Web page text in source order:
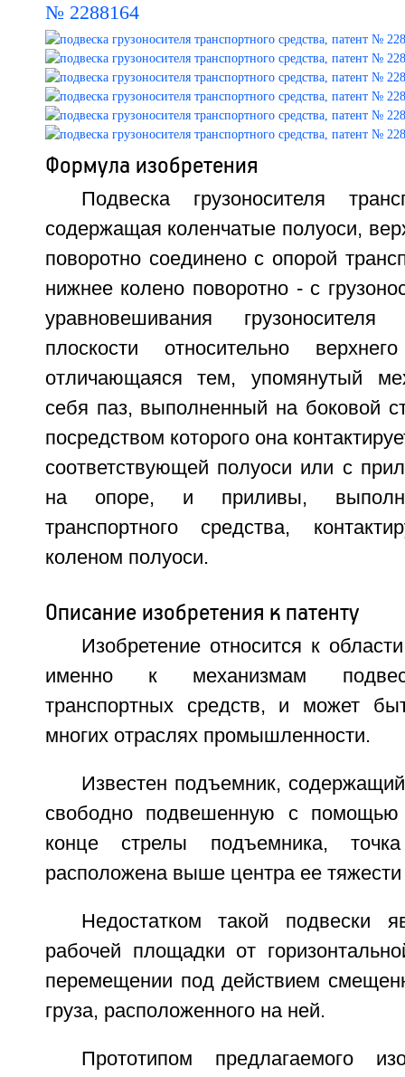
Формула изобретения
Подвеска грузоносителя
содержащая коленчатые полуоси,
поворотно соединено с опорой
нижнее колено поворотно - с
уравновешивания
плоскости относительно
отличающаяся тем, упомянутый
себя паз, выполненный на боковой
посредством которого она
соответствующей полуоси или с
на опоре, и приливы,
транспортного средства,
коленом полуоси.
Описание изобретения к патенту
Изобретение относится к
именно к механизмам
транспортных средств, и может
многих отраслях промышленности.
Известен подъемник,
свободно подвешенную с
конце стрелы подъемника,
расположена выше центра ее тяжести
Недостатком такой подвески
рабочей площадки от
перемещении под действием
груза, расположенного на ней.
Прототипом предлагаемого